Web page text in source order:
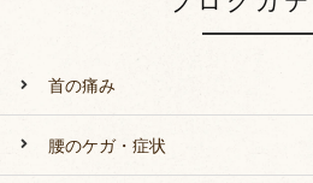
首の痛み
腰のケガ・症状